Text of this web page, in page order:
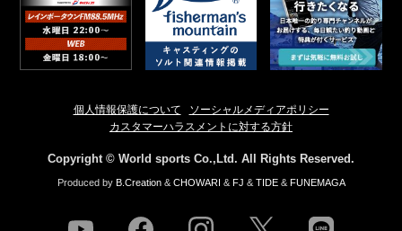
個人情報保護について
ソーシャルメディアポリシー
カスタマーハラスメントに対する方針
Copyright © World sports Co.,Ltd. All Rights Reserved.
Produced by B.Creation& CHOWARI & FJ & TIDE& FUNEMAGA
youtube facebook instagram line